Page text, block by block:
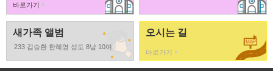
바로가기
새가족 앨범
233 김승환 한혜영 성도 8남 10여
오시는 길
바로가기